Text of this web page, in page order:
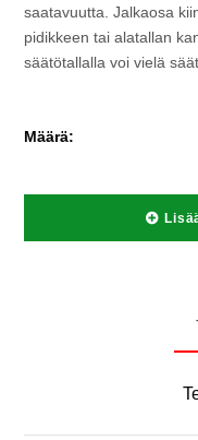
saatavuutta. Jalkaosa
pidikkeen tai alatallan
säätötallalla voi vielä
Määrä: